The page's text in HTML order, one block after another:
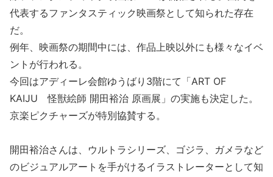
代表するファンタスティック映画祭として知られた存在
だ。
例年、映画祭の期間中には、作品上映以外にも様々なイベ
ントが行われる。
今回はアディーレ会館ゆうばり3階にて「ART OF
KAIJU 怪獣絵師 開田裕治 原画展」の実施も決定した。
京楽ピクチャーズが特別協賛する。
開田裕治さんは、ウルトラシリーズ、ゴジラ、ガメラなど
のビジュアルアートを手がけるイラストレーターとして知